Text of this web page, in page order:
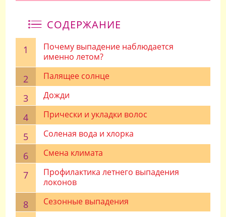
СОДЕРЖАНИЕ
Почему выпадение наблюдается
именно летом?
Палящее солнце
Дожди
Прически и укладки волос
Соленая вода и хлорка
Смена климата
Профилактика летнего выпадения
локонов
Сезонные выпадения